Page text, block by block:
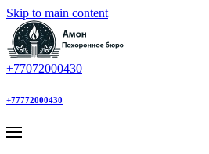
Skip to main content
+77072000430
+77772000430